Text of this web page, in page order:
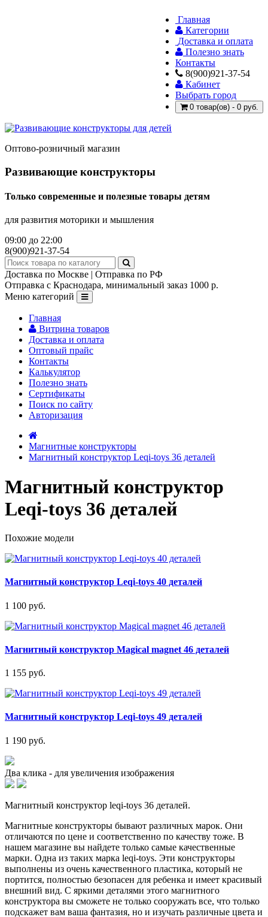
Главная
Категории
Доставка и оплата
Полезно знать
Контакты
8(900)921-37-54
Кабинет
Выбрать город
0 товар(ов) - 0 руб.
Оптово-розничный магазин
Развивающие конструкторы
Только современные и полезные товары детям
для развития моторики и мышления
09:00 до 22:00
8(900)921-37-54
Доставка по Москве | Отправка по РФ
Отправка с Краснодара, минимальный заказ 1000 р.
Меню категорий
Главная
Витрина товаров
Доставка и оплата
Оптовый прайс
Контакты
Калькулятор
Полезно знать
Сертификаты
Поиск по сайту
Авторизация
Магнитные конструкторы
Магнитный конструктор Leqi-toys 36 деталей
Магнитный конструктор
Leqi-toys 36 деталей
Похожие модели
Магнитный конструктор Leqi-toys 40 деталей
1 100 руб.
Магнитный конструктор Magical magnet 46 деталей
1 155 руб.
Магнитный конструктор Leqi-toys 49 деталей
1 190 руб.
Два клика - для увеличения изображения
Магнитный конструктор leqi-toys 36 деталей.
Магнитные конструкторы бывают различных марок. Они
отличаются по цене и соответственно по качеству тоже. В
нашем магазине вы найдете только самые качественные
марки. Одна из таких марка leqi-toys. Эти конструкторы
выполнены из очень качественного пластика, который не
портится, полностью безопасен для ребенка и имеет красивый
внешний вид. С яркими деталями этого магнитного
конструктора вы сможете не только сооружать все, что только
подскажет вам ваша фантазия, но и изучать различные цвета и